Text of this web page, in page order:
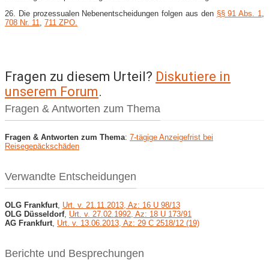
26. Die prozessualen Nebenentscheidungen folgen aus den §§ 91 Abs. 1
708 Nr. 11
711 ZPO.
Fragen zu diesem Urteil? Diskutiere in
unserem Forum.
Fragen & Antworten zum Thema
Fragen & Antworten zum Thema: 7-tägige Anzeigefrist bei
Reisegepäckschäden
Verwandte Entscheidungen
OLG Frankfurt Urt. v. 21.11.2013, Az: 16 U 98/13
OLG Düsseldorf, Urt. v. 27.02.1992, Az: 18 U 173/91
AG Frankfurt Urt. v. 13.06.2013, Az: 29 C 2518/12 (19)
Berichte und Besprechungen